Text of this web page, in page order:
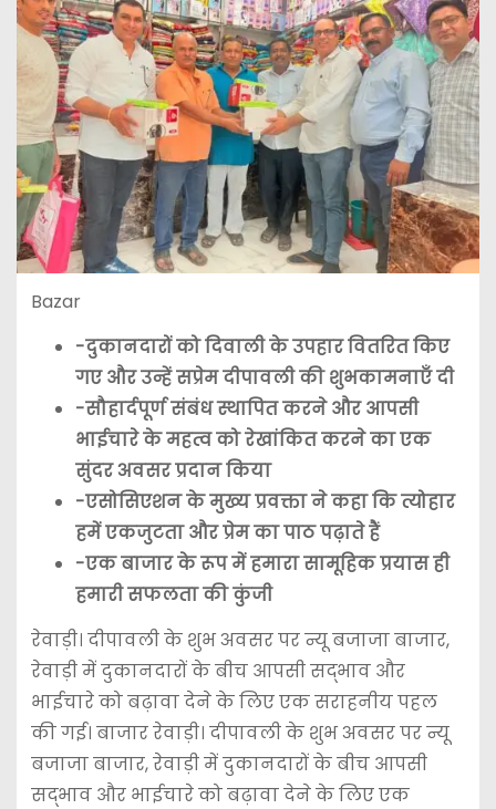
Bazar
-दुकानदारों को दिवाली के उपहार वितरित किए
गए और उन्हें सप्रेम दीपावली की शुभकामनाएँ दी
-सौहार्दपूर्ण संबंध स्थापित करने और आपसी
भाईचारे के महत्व को रेखांकित करने का एक
सुंदर अवसर प्रदान किया
-एसोसिएशन के मुख्य प्रवक्ता ने कहा कि त्योहार
हमें एकजुटता और प्रेम का पाठ पढ़ाते हैं
-एक बाजार के रूप में हमारा सामूहिक प्रयास ही
हमारी सफलता की कुंजी
​रेवाड़ी। ​दीपावली के शुभ अवसर पर न्यू बजाजा बाजार,
रेवाड़ी में दुकानदारों के बीच आपसी सद्भाव और
भाईचारे को बढ़ावा देने के लिए एक सराहनीय पहल
की गई। बाजार रेवाड़ी। ​दीपावली के शुभ अवसर पर न्यू
बजाजा बाजार, रेवाड़ी में दुकानदारों के बीच आपसी
सद्भाव और भाईचारे को बढ़ावा देने के लिए एक